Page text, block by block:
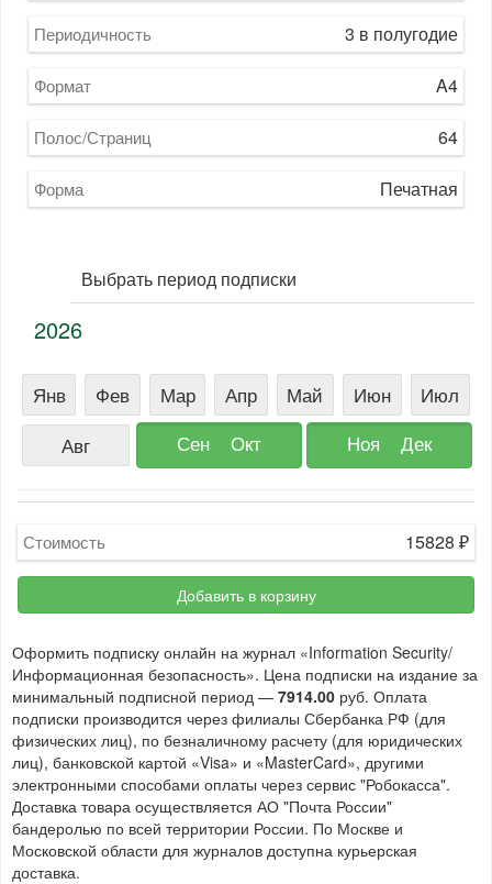
Периодичность 3 в полугодие
Формат A4
Полос/Страниц 64
Форма Печатная
Выбрать период подписки
2026
Янв Фев Мар Апр Май Июн
Июл
Авг
Сен Окт Ноя Дек
Стоимость 15828 ₽
Добавить в корзину
Оформить подписку онлайн на журнал «Information Security/
Информационная безопасность». Цена подписки на издание за
минимальный подписной период — 7914.00 руб. Оплата
подписки производится через филиалы Сбербанка РФ (для
физических лиц), по безналичному расчету (для юридических
лиц), банковской картой «Visa» и «MasterCard», другими
электронными способами оплаты через сервис "Робокасса".
Доставка товара осуществляется АО "Почта России"
бандеролью по всей территории России. По Москве и
Московской области для журналов доступна курьерская
доставка.